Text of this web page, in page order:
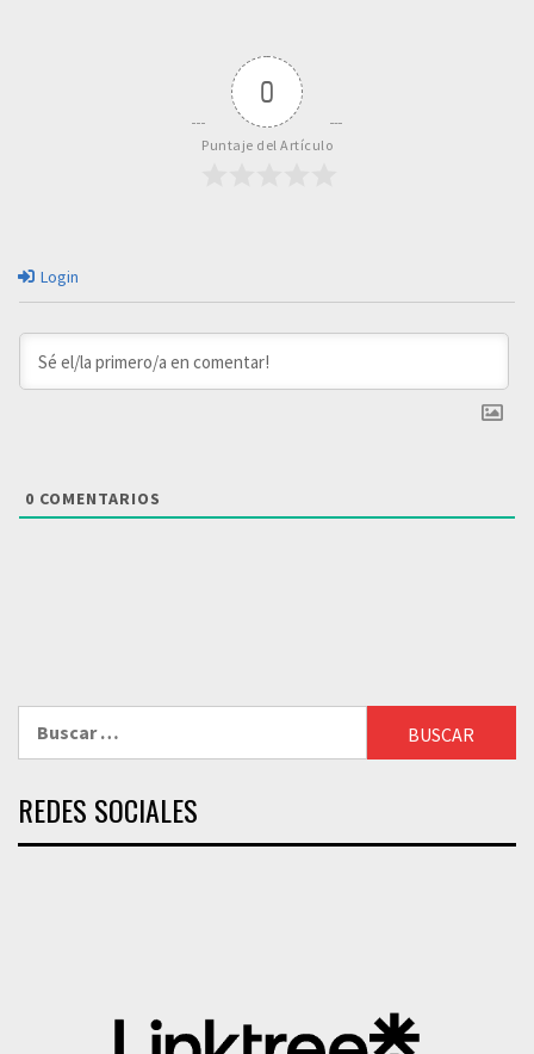
0
Puntaje del Artículo
Login
0 COMENTARIOS
REDES SOCIALES